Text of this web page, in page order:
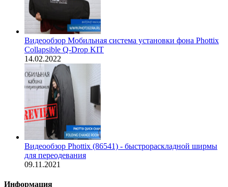
Видеообзор Мобильная система установки фона Phottix
Collapsible Q-Drop KIT
14.02.2022
Видеообзор Phottix (86541) - быстрораскладной ширмы
для переодевания
09.11.2021
Информация